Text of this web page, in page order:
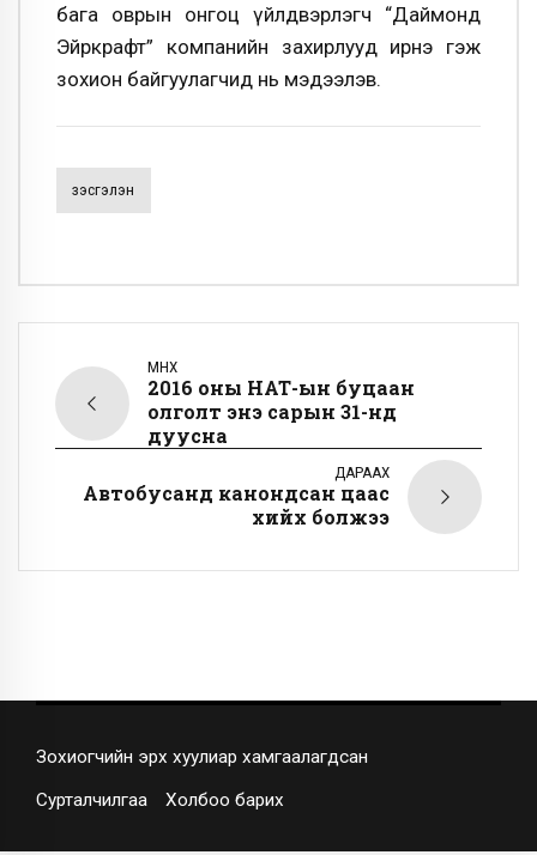
бага оврын онгоц үйлдвэрлэгч “Даймонд
Эйркрафт” компанийн захирлууд ирнэ гэж
зохион байгуулагчид нь мэдээлэв.
Үзэсгэлэн
ӨМНӨХ
2016 оны НӨАТ-ын буцаан
олголт энэ сарын 31-нд
дуусна
ДАРААХ
Автобусанд канондсан цаас
хийх болжээ
Зохиогчийн эрх хуулиар хамгаалагдсан
Сурталчилгаа Холбоо барих